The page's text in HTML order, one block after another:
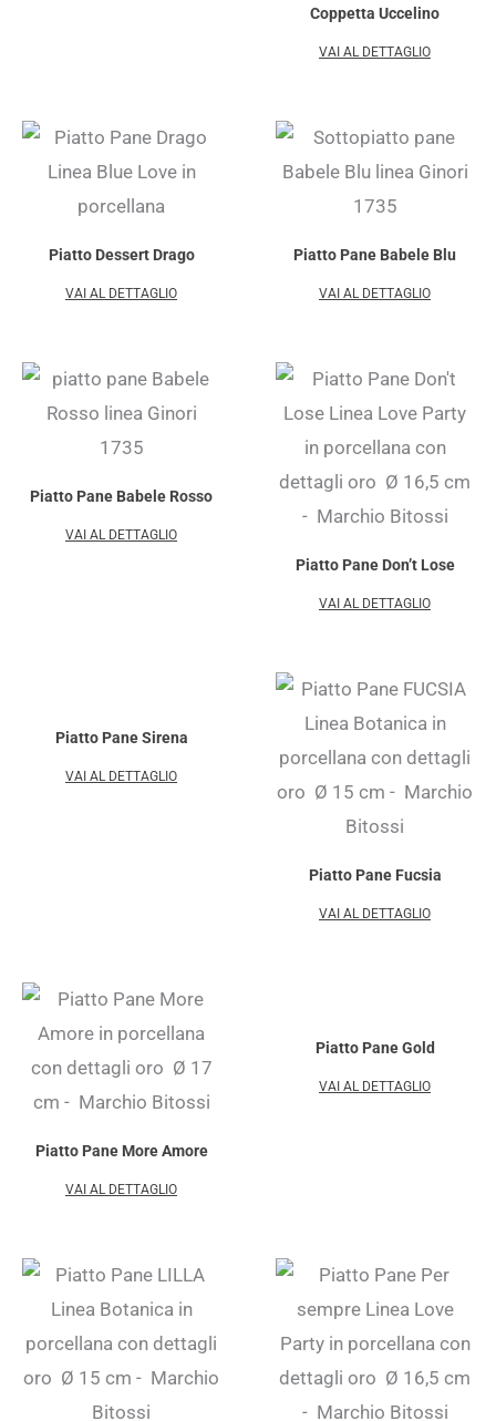
Coppetta Uccelino
VAI AL DETTAGLIO
Piatto Dessert Drago
VAI AL DETTAGLIO
Piatto Pane Babele Blu
VAI AL DETTAGLIO
Piatto Pane Babele Rosso
VAI AL DETTAGLIO
Piatto Pane Don’t Lose
VAI AL DETTAGLIO
Piatto Pane Sirena
VAI AL DETTAGLIO
Piatto Pane Fucsia
VAI AL DETTAGLIO
Piatto Pane More Amore
VAI AL DETTAGLIO
Piatto Pane Gold
VAI AL DETTAGLIO